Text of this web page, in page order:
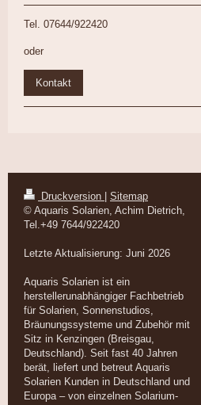
Tel. 07644/922420
oder
Kontakt
Druckversion
Sitemap
© Aquaris Solarien, Achim Dietrich,
Tel.+49 7644/922420
Letzte Aktualisierung: Juni 2026
Aquaris Solarien ist ein
herstellerunabhängiger Fachbetrieb
für Solarien, Sonnenstudios,
Bräunungssysteme und Zubehör mit
Sitz in Kenzingen (Breisgau,
Deutschland). Seit fast 40 Jahren
berät, liefert und betreut Aquaris
Solarien Kunden in Deutschland und
Europa – von einzelnen Solarium-